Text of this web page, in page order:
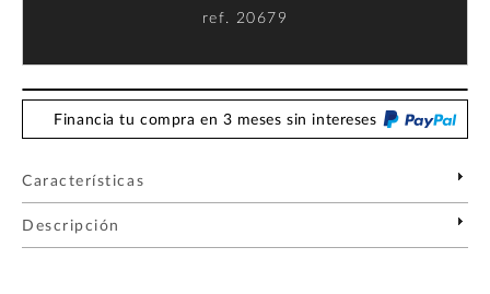
ref. 20679
Financia tu compra en 3 meses sin intereses
Características
Descripción